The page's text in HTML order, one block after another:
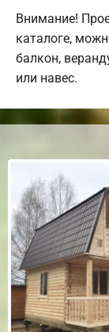
Внимание!
каталоге,
балкон,
или навес.